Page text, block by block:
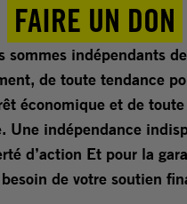
FAIRE UN DON
sommes indépendants
de toute tendance
économique et de toute
Une indépendance
d’action Et pour la
de votre soutien